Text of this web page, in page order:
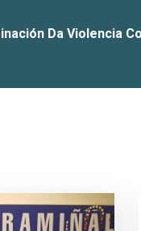
Da Violencia